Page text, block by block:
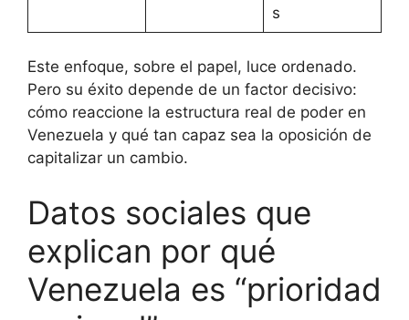
s
Este enfoque, sobre el papel, luce ordenado.
Pero su éxito depende de un factor decisivo:
cómo reaccione la estructura real de poder en
Venezuela y qué tan capaz sea la oposición de
capitalizar un cambio.
Datos sociales que
explican por qué
Venezuela es “prioridad